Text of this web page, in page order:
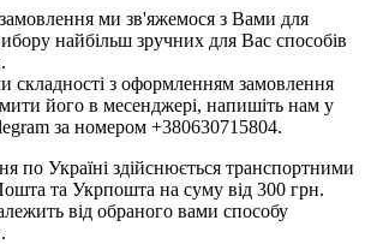
ми зв'яжемося з Вами для
найбільш зручних для Вас способів
складності з оформленням замовлення
його в месенджері, напишіть нам у
за номером +380630715804.
по Україні здійснюється транспортними
та Укрпошта на суму від 300 грн.
від обраного вами способу